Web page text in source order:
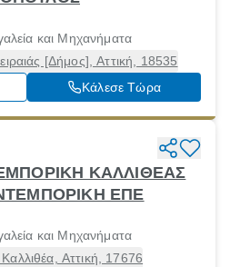
και Μηχανήματα
[Δήμος], Αττική, 18535
Κάλεσε Τώρα
ΚΑΛΛΙΘΕΑΣ
ΕΠΕ
και Μηχανήματα
Αττική, 17676